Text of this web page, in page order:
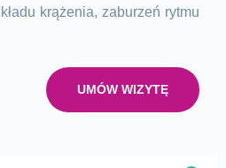
krążenia, zaburzeń rytmu
UMÓW WIZYTĘ